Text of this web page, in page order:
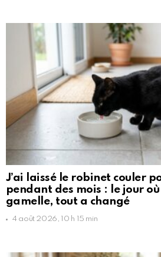
J’ai laissé le robinet couler
pendant des mois : le jour où
gamelle, tout a changé
4 août 2026, 10 h 15 min